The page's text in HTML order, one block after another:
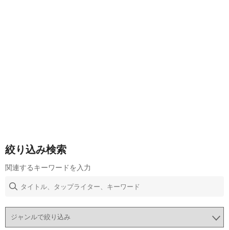
絞り込み検索
関連するキーワードを入力